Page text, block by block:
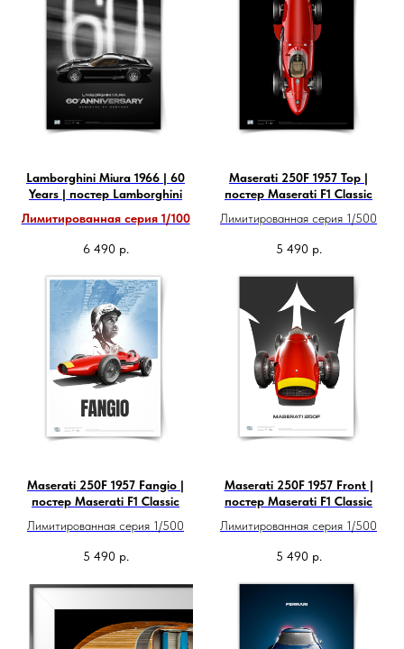
Lamborghini Miura 1966 | 60
Years | постер Lamborghini
Лимитированная серия 1/100
6 490 р.
Maserati 250F 1957 Top |
постер Maserati F1 Classic
Лимитированная серия 1/500
5 490 р.
Maserati 250F 1957 Fangio |
постер Maserati F1 Classic
Лимитированная серия 1/500
5 490 р.
Maserati 250F 1957 Front |
постер Maserati F1 Classic
Лимитированная серия 1/500
5 490 р.